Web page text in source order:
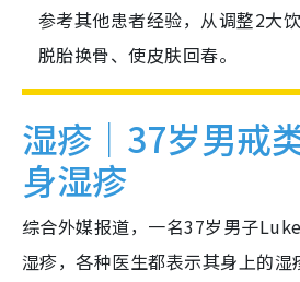
参考其他患者经验，从调整2大
脱胎换骨、使皮肤回春。
湿疹｜37岁男戒
身湿疹
综合外媒报道，一名37岁男子
湿疹，各种医生都表示其身上的